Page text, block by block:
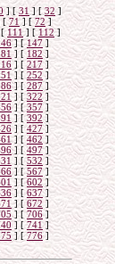
] [31 ] [32 ]
[71 ] [ 72]
[111] [ 112]
] [147 ]
] [ 182]
] [217 ]
] [ 252]
] [ 287]
] [ 322]
] [357 ]
] [392 ]
] [ 427]
] [ 462 ]
] [ 497]
] [ 532]
] [567]
] [602 ]
] [ 637]
] [ 672 ]
] [ 706]
] [ 741 ]
] [776]